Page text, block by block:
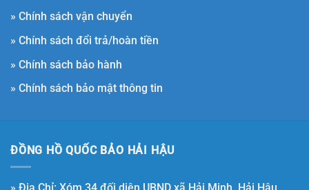
» Chính sách vận chuyển
» Chính sách đổi trả/hoàn tiền
» Chính sách bảo hành
» Chính sách bảo mật thông tin
ĐỒNG HỒ QUỐC BẢO HẢI HẬU